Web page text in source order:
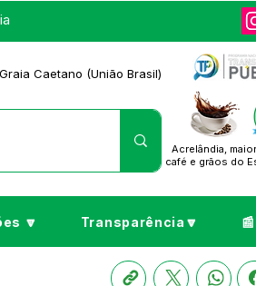
Graia Caetano (União Brasil)
Acrelândia,
café e grãos do
🔽 Transparência🔽